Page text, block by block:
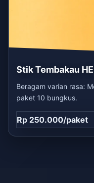
Stik Tembakau
Beragam varian rasa:
paket 10 bungkus.
Rp 250.000/paket